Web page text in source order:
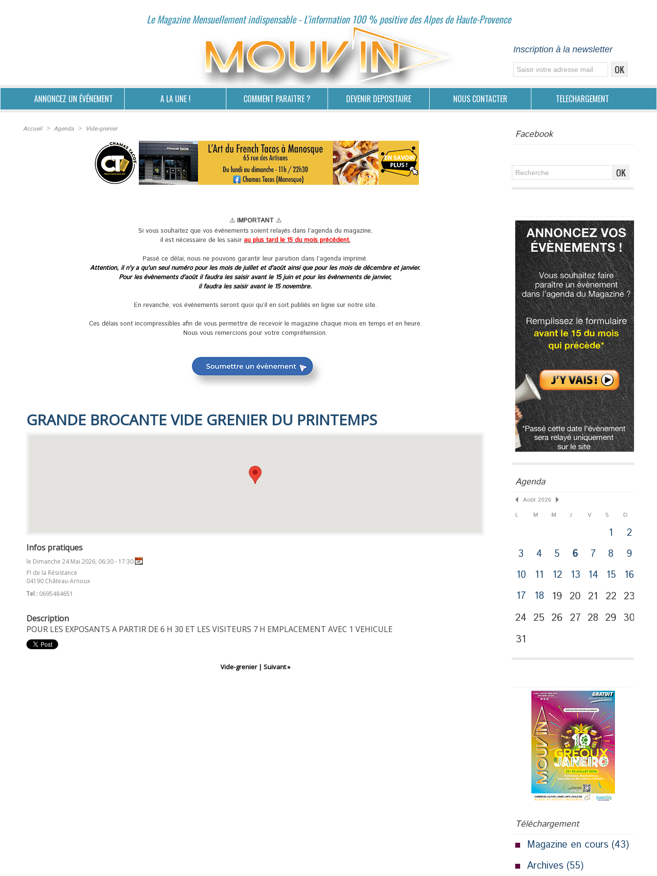
Le Magazine Mensuellement indispensable - L'information 100 % positive des Alpes de Haute-Provence
Inscription à la newsletter
ANNONCEZ UN ÉVÉNEMENT A LA UNE ! COMMENT PARAîTRE ? DEVENIR DEPOSITAIRE NOUS CONTACTER TELECHARGEMENT
Accueil > Agenda > Vide-grenier
⚠️ IMPORTANT⚠️
Si vous souhaitez que vos événements soient relayés dans l’agenda du magazine,
il est nécessaire de les saisirau plus tard le 15 du mois précédent.
Passé ce délai, nous ne pouvons garantir leur parution dans l’agenda imprimé.
Attention, il n'y a qu'un seul numéro pour les mois de juillet et d'août ainsi que pour les mois de décembre et janvier.
Pour les évènements d'août il faudra les saisir avant le 15 juin et pour les évènements de janvier,
il faudra les saisir avant le 15 novembre.
En revanche, vos événements seront quoi qu’il en soit publiés en ligne sur notre site.
Ces délais sont incompressibles afin de vous permettre de recevoir le magazine chaque mois en temps et en heure.
Nous vous remercions pour votre compréhension.
GRANDE BROCANTE VIDE GRENIER DU PRINTEMPS
Infos pratiques
le Dimanche 24 Mai 2026, 06:30 - 17:30
Pl de la Résistance
04190 Château-Arnoux
Tel : 0695484651
Description
POUR LES EXPOSANTS A PARTIR DE 6 H 30 ET LES VISITEURS 7 H EMPLACEMENT AVEC 1 VEHICULE
Vide-grenier | Suivant »
Facebook
Agenda
Août 2026
L
M M J V S D
1
2
3
4 5 6 7 8
9
10
11 12 13 14 15
16
17
18 19 20 21 22 23
24 25 26 27 28 29 30
31
Téléchargement
Magazine en cours (43)
Archives (55)